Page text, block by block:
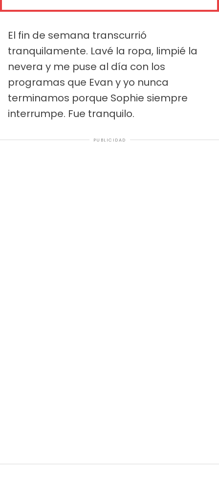
El fin de semana transcurrió
tranquilamente. Lavé la ropa, limpié la
nevera y me puse al día con los
programas que Evan y yo nunca
terminamos porque Sophie siempre
interrumpe. Fue tranquilo.
PUBLICIDAD